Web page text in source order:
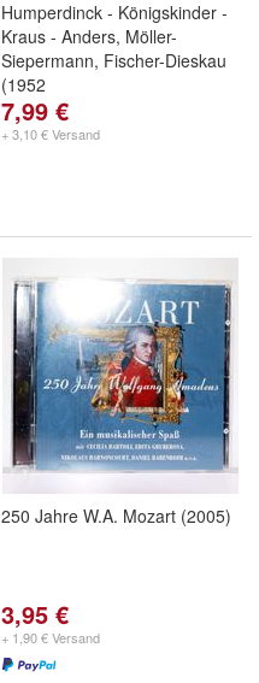
Humperdinck - Königskinder -
Kraus - Anders, Möller-
Siepermann, Fischer-Dieskau
(1952
7,99 €
+ 3,10 € Versand
250 Jahre W.A. Mozart (2005)
3,95 €
+ 1,90 € Versand